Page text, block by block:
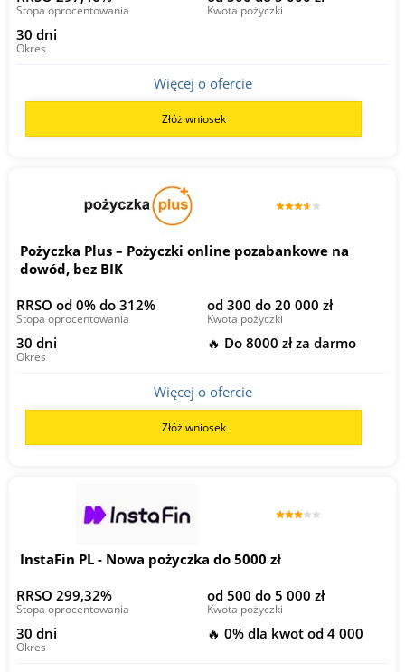
Stopa oprocentowania Kwota pożyczki
30 dni
Okres
Więcej o ofercie
Złóż wniosek
Pożyczka Plus – Pożyczki online pozabankowe na
dowód, bez BIK
RRSO od 0% do 312%
Stopa oprocentowania
od 300 do 20 000 zł
Kwota pożyczki
30 dni
Okres
🔥 Do 8000 zł za darmo
Więcej o ofercie
Złóż wniosek
InstaFin PL - Nowa pożyczka do 5000 zł
RRSO 299,32%
Stopa oprocentowania
od 500 do 5 000 zł
Kwota pożyczki
30 dni
Okres
🔥 0% dla kwot od 4 000